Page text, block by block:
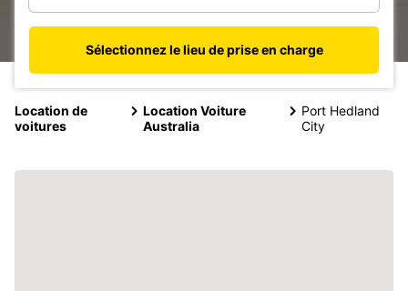
Sélectionnez le lieu de prise en charge
Location de
voitures
Location Voiture
Australia
Port Hedland
City